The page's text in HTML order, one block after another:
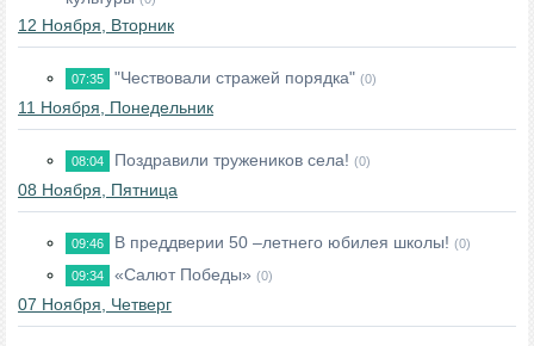
12 Ноября, Вторник
07:35 "Чествовали стражей порядка" (0)
11 Ноября, Понедельник
08:04 Поздравили тружеников села! (0)
08 Ноября, Пятница
09:46 В преддверии 50 –летнего юбилея школы! (0)
09:34 «Салют Победы» (0)
07 Ноября, Четверг